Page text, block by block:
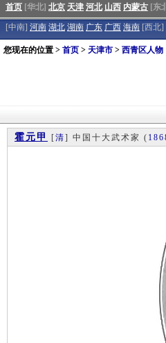
首页 [华北] 北京 天津 河北 山西 内蒙古 [东
[中南] 河南 湖北 湖南 广东 广西 海南 [西北]
您现在的位置 > 首页 > 天津市 > 西青区人物
霍元甲 [清] 中国十大武术家 (